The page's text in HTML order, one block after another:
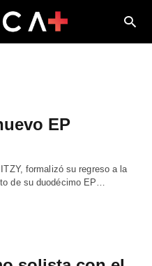
EP
formalizó su regreso a la
de su duodécimo EP…